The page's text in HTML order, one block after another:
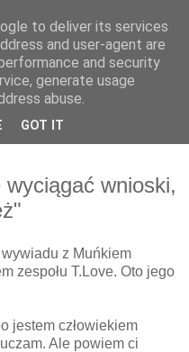
wnioski,
z Muńkiem
zespołu T.Love. Oto jego
jestem człowiekiem
Ale powiem ci
to deliver its services
and user-agent are
and security
generate usage
abuse.
GOT IT